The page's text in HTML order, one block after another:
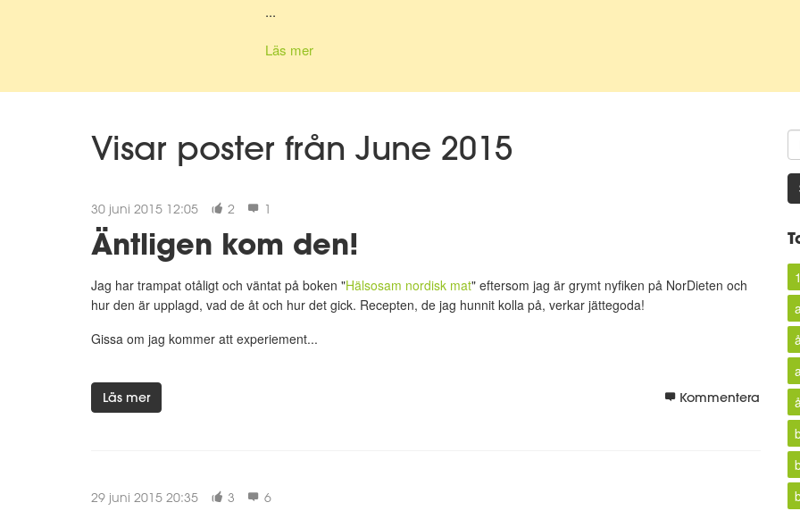
...
Läs mer
Visar poster från June 2015
30 juni 2015 12:05 2 1
Äntligen kom den!
Jag har trampat otåligt och väntat på boken "Hälsosam nordisk mat" eftersom jag är grymt nyfiken på NorDieten och
hur den är upplagd, vad de åt och hur det gick. Recepten, de jag hunnit kolla på, verkar jättegoda!
Gissa om jag kommer att experiement...
Läs mer Kommentera
29 juni 2015 20:35 3 6